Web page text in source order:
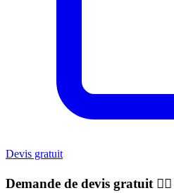
Devis gratuit
Demande de devis gratuit 👷‍♂️